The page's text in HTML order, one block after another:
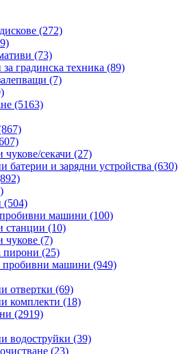
(272)
(73)
градинска техника (89)
(7)
(5163)
секачи (27)
батерии и зарядни устройства (630)
(504)
машини (100)
станции (10)
чукове (7)
пирони (25)
пробивни машини (949)
отвертки (69)
комплекти (18)
(2919)
водоструйки (39)
(23)